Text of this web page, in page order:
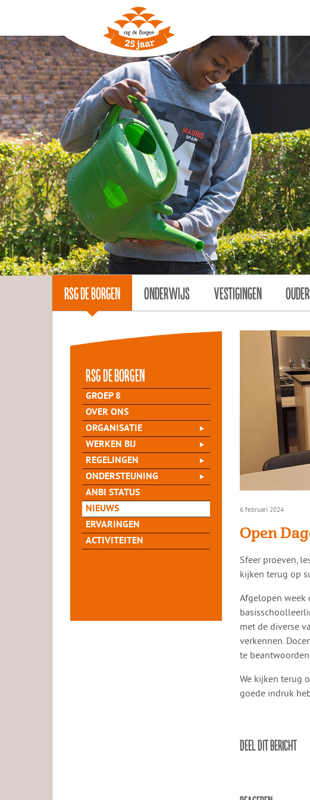
RSG DE BORGEN ONDERWIJS VESTIGINGEN
rsg de Borgen
GROEP 8
OVER ONS
ORGANISATIE
WERKEN BIJ
REGELINGEN
ONDERSTEUNING
ANBI STATUS
NIEUWS
ERVARINGEN
ACTIVITEITEN
6 februari 2024
Open
​​Sfeer proeven,
kijken terug op
Afgelopen week
met de diverse
verkennen.
te beantwoorden.
We kijken terug
goede indruk
DEEL DIT BERICHT